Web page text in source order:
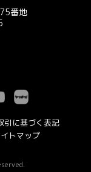
番地
引に基づく表記
トマップ